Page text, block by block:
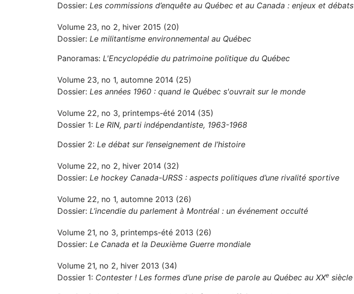
Dossier: Les commissions d’enquête au Québec et au Canada : enjeux et débats
Volume 23, no 2, hiver 2015 (20)
Dossier: Le militantisme environnemental au Québec
Panoramas: L'Encyclopédie du patrimoine politique du Québec
Volume 23, no 1, automne 2014 (25)
Dossier: Les années 1960 : quand le Québec s'ouvrait sur le monde
Volume 22, no 3, printemps-été 2014 (35)
Dossier 1: Le RIN, parti indépendantiste, 1963-1968
Dossier 2: Le débat sur l’enseignement de l’histoire
Volume 22, no 2, hiver 2014 (32)
Dossier: Le hockey Canada-URSS : aspects politiques d’une rivalité sportive
Volume 22, no 1, automne 2013 (26)
Dossier: L’incendie du parlement à Montréal : un événement occulté
Volume 21, no 3, printemps-été 2013 (26)
Dossier: Le Canada et la Deuxième Guerre mondiale
Volume 21, no 2, hiver 2013 (34)
Dossier 1: Contester ! Les formes d’une prise de parole au Québec au XXe siècle